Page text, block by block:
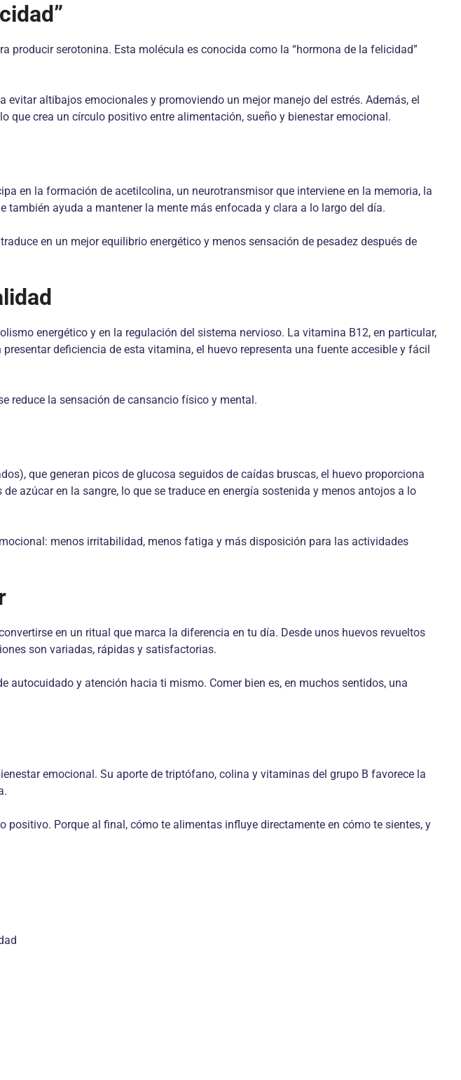
serotonina. Esta molécula es conocida como la “hormona de la felicidad”
altibajos emocionales y promoviendo un mejor manejo del estrés. Además, el
crea un círculo positivo entre alimentación, sueño y bienestar emocional.
en la formación de acetilcolina, un neurotransmisor que interviene en la memoria, la
ayuda a mantener la mente más enfocada y clara a lo largo del día.
en un mejor equilibrio energético y menos sensación de pesadez después de
energético y en la regulación del sistema nervioso. La vitamina B12, en particular,
deficiencia de esta vitamina, el huevo representa una fuente accesible y fácil
reduce la sensación de cansancio físico y mental.
que generan picos de glucosa seguidos de caídas bruscas, el huevo proporciona
azúcar en la sangre, lo que se traduce en energía sostenida y menos antojos a lo
menos irritabilidad, menos fatiga y más disposición para las actividades
en un ritual que marca la diferencia en tu día. Desde unos huevos revueltos
son variadas, rápidas y satisfactorias.
autocuidado y atención hacia ti mismo. Comer bien es, en muchos sentidos, una
emocional. Su aporte de triptófano, colina y vitaminas del grupo B favorece la
Porque al final, cómo te alimentas influye directamente en cómo te sientes, y